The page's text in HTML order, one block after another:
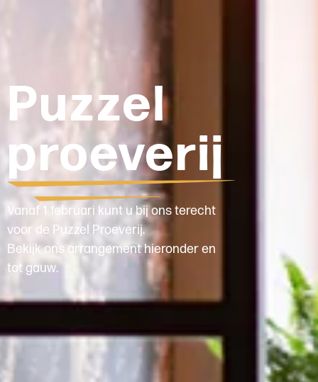
Puzzel
proeverij
Vanaf 1 februari kunt u bij ons terecht
voor de Puzzel Proeverij.
Bekijk ons arrangement hieronder en
tot gauw.